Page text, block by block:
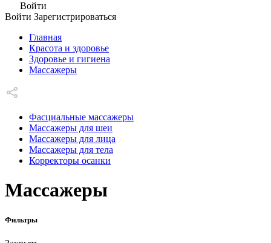
Войти
Войти Зарегистрироваться
Главная
Красота и здоровье
Здоровье и гигиена
Массажеры
Фасциальные массажеры
Массажеры для шеи
Массажеры для лица
Массажеры для тела
Корректоры осанки
Массажеры
Фильтры